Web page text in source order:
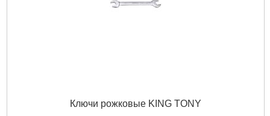
Ключи рожковые KING TONY